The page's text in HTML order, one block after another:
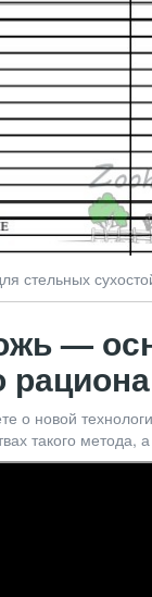
стельных
—
о новой
такого метода,